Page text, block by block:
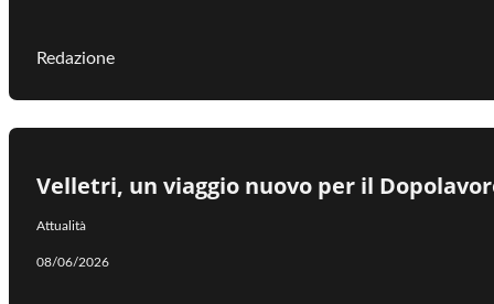
Redazione
Velletri, un viaggio nuovo per il
Attualità
08/06/2026